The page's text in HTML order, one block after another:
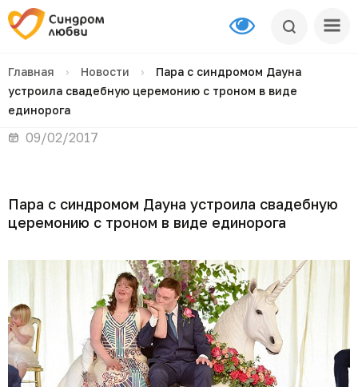
Главная › Новости ›
Пара с синдромом Дауна
устроила свадебную церемонию с троном в виде
единорога
09/02/2017
Пара с синдромом Дауна устроила свадебную
церемонию с троном в виде единорога